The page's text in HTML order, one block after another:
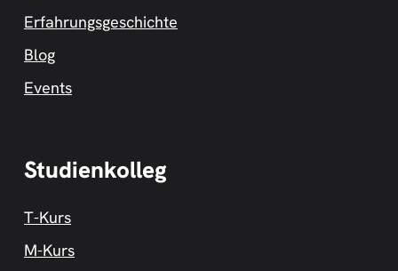
Erfahrungsgeschichte
Blog
Events
Studienkolleg
T-Kurs
M-Kurs